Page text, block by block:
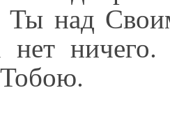
Ты над
нет